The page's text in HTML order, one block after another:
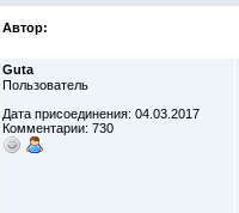
Автор:
Guta
Пользователь
Дата присоединения: 04.03.2017
Комментарии: 730